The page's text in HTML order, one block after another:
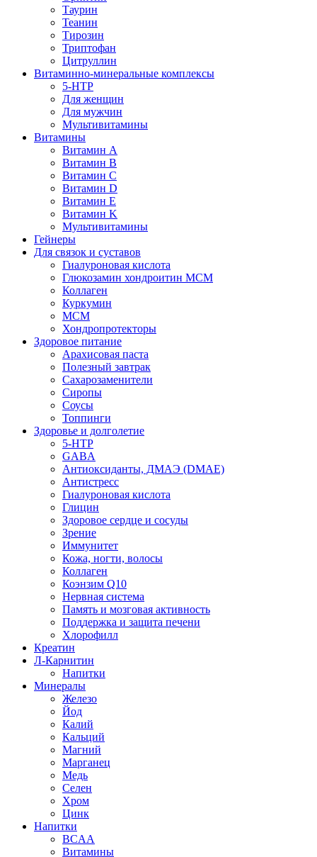
Таурин
Теанин
Тирозин
Триптофан
Цитруллин
Витаминно-минеральные комплексы
5-HTP
Для женщин
Для мужчин
Мультивитамины
Витамины
Витамин A
Витамин B
Витамин C
Витамин D
Витамин E
Витамин K
Мультивитамины
Гейнеры
Для связок и суставов
Гиалуроновая кислота
Глюкозамин хондроитин МСМ
Коллаген
Куркумин
МСМ
Хондропротекторы
Здоровое питание
Арахисовая паста
Полезный завтрак
Сахарозаменители
Сиропы
Соусы
Топпинги
Здоровье и долголетие
5-HTP
GABA
Антиоксиданты, ДМАЭ (DMAE)
Антистресс
Гиалуроновая кислота
Глицин
Здоровое сердце и сосуды
Зрение
Иммунитет
Кожа, ногти, волосы
Коллаген
Коэнзим Q10
Нервная система
Память и мозговая активность
Поддержка и защита печени
Хлорофилл
Креатин
Л-Карнитин
Напитки
Минералы
Железо
Йод
Калий
Кальций
Магний
Марганец
Медь
Селен
Хром
Цинк
Напитки
BCAA
Витамины